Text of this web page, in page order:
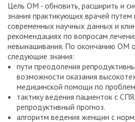
Цель ОМ - обновить, расширить и
знания практикующих врачей
современных научных данных и
рекомендациях по вопросам
невынашивания. По окончанию ОМ
следующие знания:
пути преодоления
возможности оказания
медицинской помощи по
тактику ведения пациенток с
репродуктивный прогноз.
алгоритм ведения женщин с